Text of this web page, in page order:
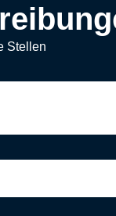
Stellen